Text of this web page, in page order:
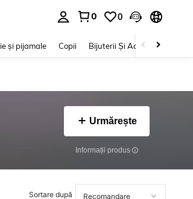
0 0
și pijamale Copii Bijuterii Și Accesorii
Urmărește
Informații produs
Sortare după